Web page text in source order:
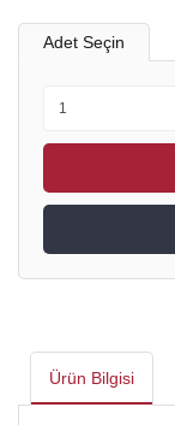
Adet Seçin
Ürün Bilgisi